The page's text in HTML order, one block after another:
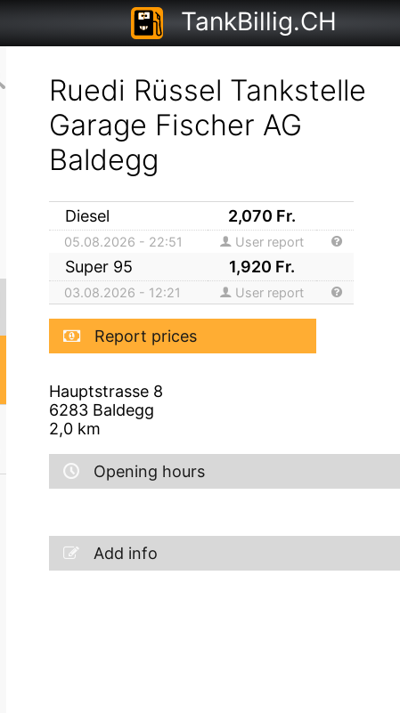
TankBillig.CH
Ruedi Rüssel Tankstelle
Garage Fischer AG
Baldegg
Diesel 2,070 Fr.
05.08.2026 - 22:51 User report
Super 95 1,920 Fr.
03.08.2026 - 12:21 User report
Report prices
Hauptstrasse 8
6283 Baldegg
2,0km
Opening hours
Add info